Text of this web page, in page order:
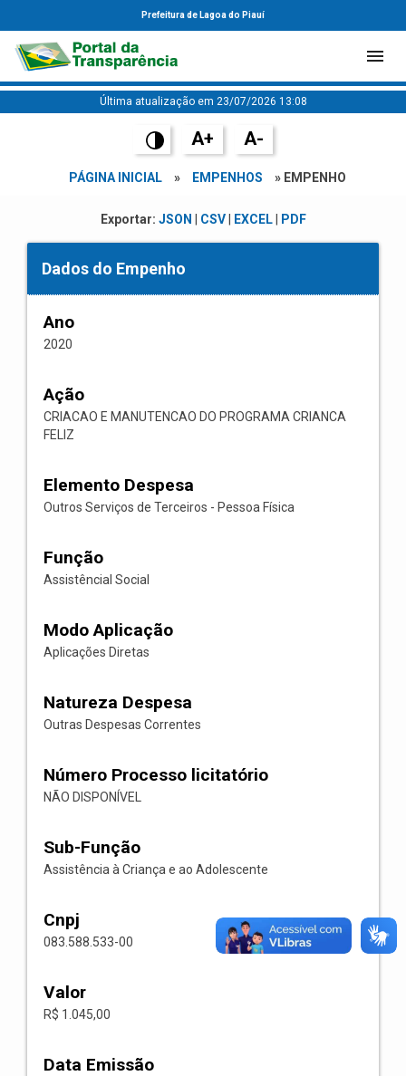
Prefeitura de Lagoa do Piauí
Última atualização em 23/07/2026 13:08
A+ A-
PÁGINA INICIAL » EMPENHOS » EMPENHO
Exportar: JSON CSV| EXCEL| PDF
Dados do Empenho
Ano
2020
Ação
CRIACAO E MANUTENCAO DO PROGRAMA CRIANCA
FELIZ
Elemento Despesa
Outros Serviços de Terceiros - Pessoa Física
Função
Assistêncial Social
Modo Aplicação
Aplicações Diretas
Natureza Despesa
Outras Despesas Correntes
Número Processo licitatório
NÃO DISPONÍVEL
Sub-Função
Assistência à Criança e ao Adolescente
Cnpj
083.588.533-00
Valor
R$ 1.045,00
Data Emissão